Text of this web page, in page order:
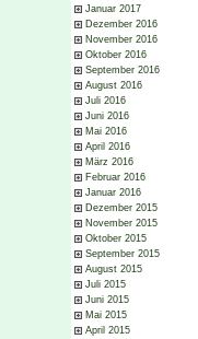
Januar 2017
Dezember 2016
November 2016
Oktober 2016
September 2016
August 2016
Juli 2016
Juni 2016
Mai 2016
April 2016
März 2016
Februar 2016
Januar 2016
Dezember 2015
November 2015
Oktober 2015
September 2015
August 2015
Juli 2015
Juni 2015
Mai 2015
April 2015